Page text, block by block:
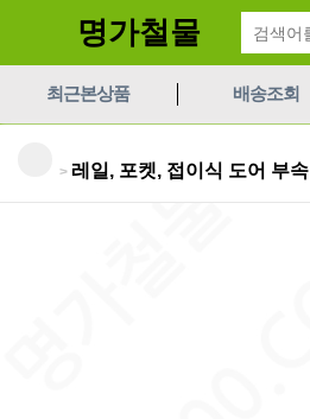
명가철물
최근본상품 배송조회
> 레일, 포켓, 접이식 도어 부속